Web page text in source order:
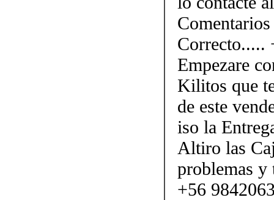
Correcto.....
Empezare
Kilitos que
de este
iso la
Altiro las
problemas y
+56